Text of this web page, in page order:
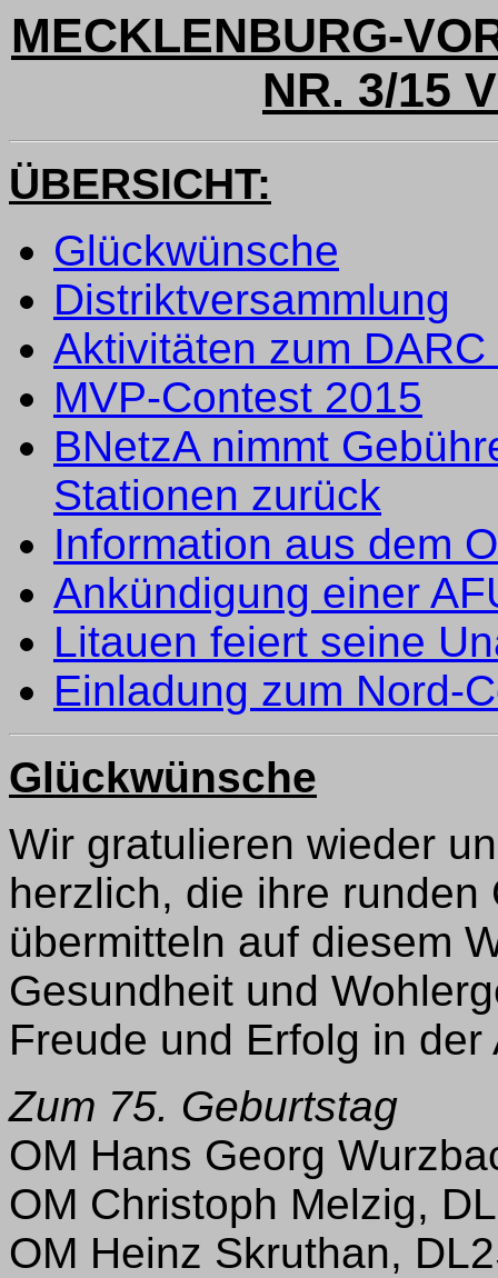
MECKLENBURG-
NR. 3/15
ÜBERSICHT:
Glückwünsche
Distriktversammlung
Aktivitäten zum
MVP-Contest 2015
BNetzA nimmt
Stationen zurück
Information aus dem
Ankündigung einer
Litauen feiert seine
Einladung zum Nord-
Glückwünsche
Wir gratulieren wieder
herzlich, die ihre
übermitteln auf diesem
Gesundheit und
Freude und Erfolg in
Zum 75. Geburtstag
OM Hans Georg
OM Christoph Melzig,
OM Heinz Skruthan,